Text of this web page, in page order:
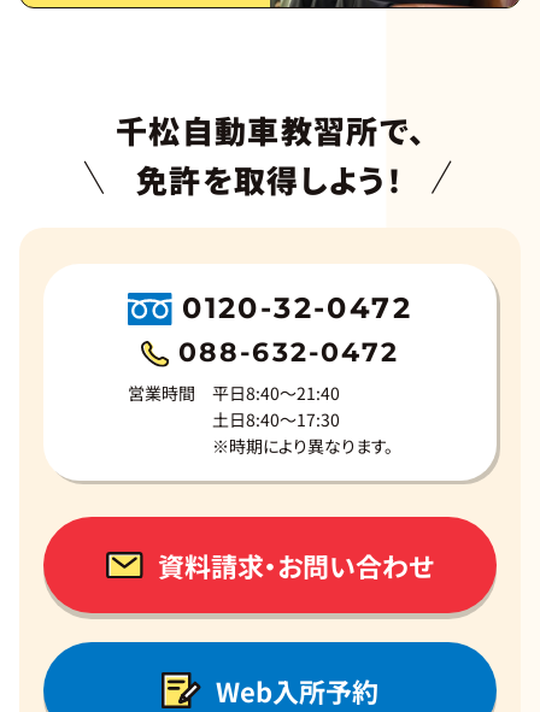
千松自動車教習所で、
免許を取得しよう！
0120-32-0472
088-632-0472
営業時間
平日8:40～21:40
土日8:40～17:30
※時期により異なります。
資料請求・お問い合わせ
Web入所予約